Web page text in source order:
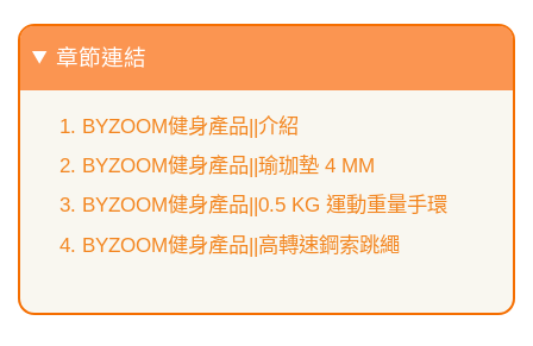
章節連結
BYZOOM健身產品||介紹
BYZOOM健身產品||瑜珈墊 4 MM
BYZOOM健身產品||0.5 KG 運動重量手環
BYZOOM健身產品||高轉速鋼索跳繩